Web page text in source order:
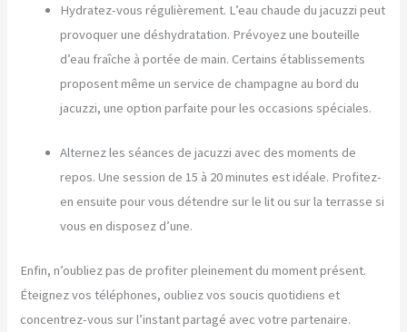
Hydratez-vous régulièrement. L’eau chaude du jacuzzi peut
provoquer une déshydratation. Prévoyez une bouteille
d’eau fraîche à portée de main. Certains établissements
proposent même un service de champagne au bord du
jacuzzi, une option parfaite pour les occasions spéciales.
Alternez les séances de jacuzzi avec des moments de
repos. Une session de 15 à 20 minutes est idéale. Profitez-
en ensuite pour vous détendre sur le lit ou sur la terrasse si
vous en disposez d’une.
Enfin, n’oubliez pas de profiter pleinement du moment présent.
Éteignez vos téléphones, oubliez vos soucis quotidiens et
concentrez-vous sur l’instant partagé avec votre partenaire.